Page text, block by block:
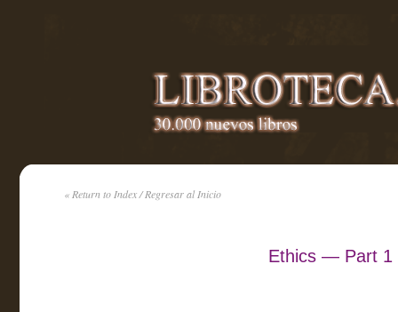
« Return to Index / Regresar al Inicio
Ethics — Part 1